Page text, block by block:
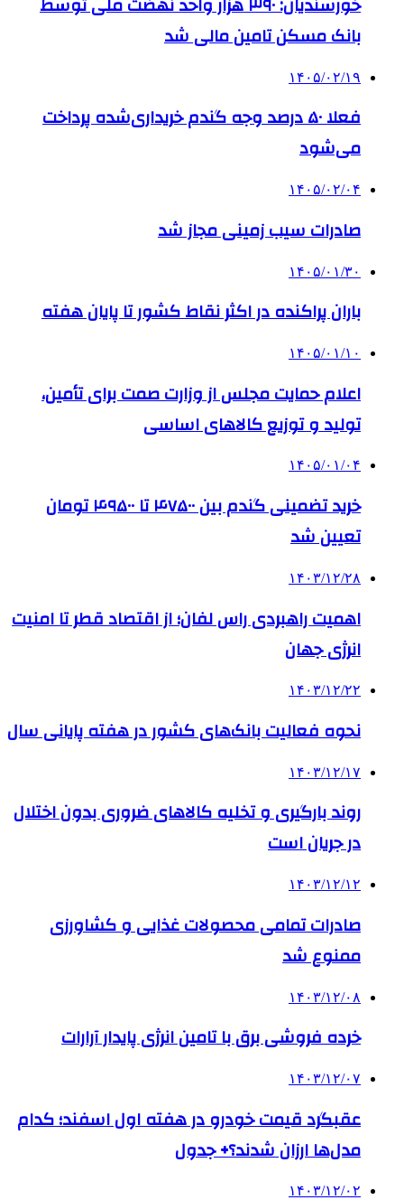
بانک مسکن تامین مالی شد
۱۴۰۵/۰۲/۱۹
فعلا ۵۰ درصد وجه گندم خریداری‌شده پرداخت
می‌شود
۱۴۰۵/۰۲/۰۴
صادرات سیب زمینی مجاز شد
۱۴۰۵/۰۱/۳۰
باران پراکنده در اکثر نقاط کشور تا پایان هفته
۱۴۰۵/۰۱/۱۰
اعلام حمایت مجلس از وزارت صمت برای تأمین،
تولید و توزیع کالاهای اساسی
۱۴۰۵/۰۱/۰۴
خرید تضمینی گندم بین ۴۷۵۰۰ تا ۴۹۵۰۰ تومان
تعیین شد
۱۴۰۳/۱۲/۲۸
اهمیت راهبردی راس لفان؛ از اقتصاد قطر تا امنیت
انرژی جهان
۱۴۰۳/۱۲/۲۲
نحوه فعالیت بانک‌های کشور در هفته پایانی سال
۱۴۰۳/۱۲/۱۷
روند بارگیری و تخلیه کالاهای ضروری بدون اختلال
در جریان است
۱۴۰۳/۱۲/۱۲
صادرات تمامی محصولات غذایی و کشاورزی
ممنوع شد
۱۴۰۳/۱۲/۰۸
خرده فروشی برق با تامین انرژی پایدار آرارات
۱۴۰۳/۱۲/۰۷
عقبگرد قیمت خودرو در هفته اول اسفند؛ کدام
مدل‌ها ارزان شدند؟+ جدول
۱۴۰۳/۱۲/۰۲